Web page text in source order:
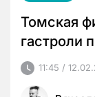
Томская
гастроли
11:45 /